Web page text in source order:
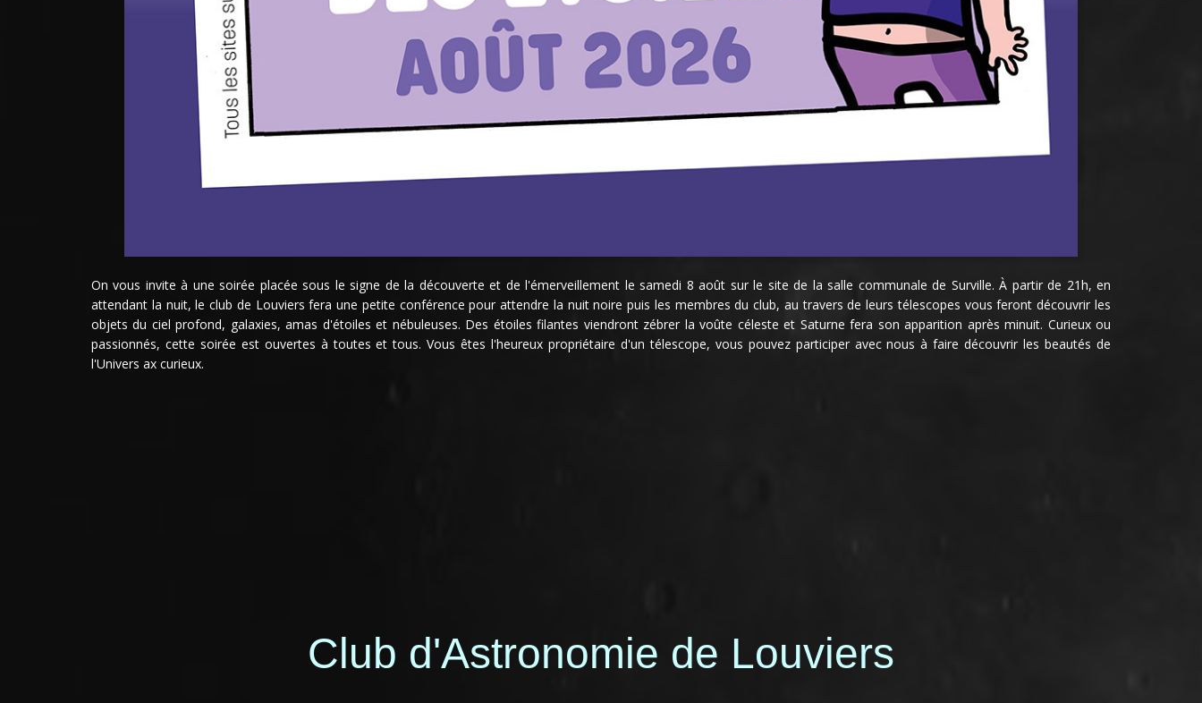
On vous invite à une soirée placée sous le signe de la découverte et de l'émerveillement le samedi 8 août sur le site de la salle communale de Surville. À partir de 21h, en
attendant la nuit, le club de Louviers fera une petite conférence pour attendre la nuit noire puis les membres du club, au travers de leurs télescopes vous feront découvrir les
objets du ciel profond, galaxies, amas d'étoiles et nébuleuses. Des étoiles filantes viendront zébrer la voûte céleste et Saturne fera son apparition après minuit. Curieux ou
passionnés, cette soirée est ouvertes à toutes et tous. Vous êtes l'heureux propriétaire d'un télescope, vous pouvez participer avec nous à faire découvrir les beautés de
l'Univers ax curieux.
Club d'Astronomie de Louviers